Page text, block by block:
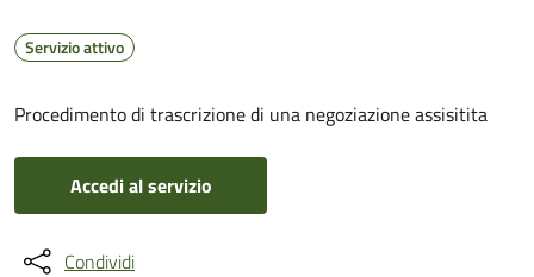
Servizio attivo
Procedimento di trascrizione di una negoziazione assisitita
Accedi al servizio
Condividi